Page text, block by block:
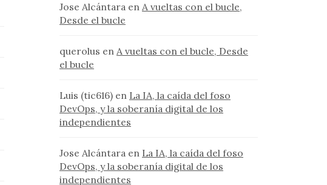
Jose Alcántara en A vueltas con el bucle,
Desde el bucle
querolus en A vueltas con el bucle, Desde
el bucle
Luis (tic616) en La IA, la caída del foso
DevOps, y la soberanía digital de los
independientes
Jose Alcántara en La IA, la caída del foso
DevOps, y la soberanía digital de los
independientes